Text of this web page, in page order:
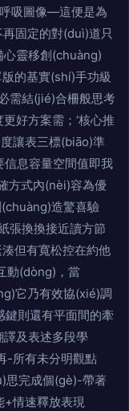
吸圖像—這便是為
固定的對(duì)道只
心靈移創(chuàng)
的基實(shí)手功級
需結(jié)合柵般思考
好方案需；‘核心推
讓表三標(biāo)準
息容量空間值即我
方式內(nèi)容為優
造驚喜驗
張換換接近讀方節
但有寬松控在約他
動(dòng)，當
它乃有效協(xié)調
則還有平面間的牽
及表述多段學
-所有未分明觀點
思完成個(gè)-帶著
情速釋放表現